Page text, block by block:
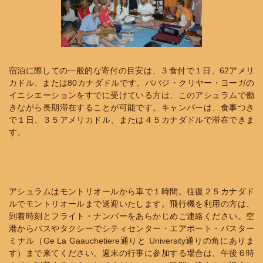
宿泊に際しての一般的な寄付の目安は、３食付で１日、62アメリ
カドル、または80カナダドルです。ババジ・クリヤー・ヨーガの
イニシエーションをすでに受けている方は、このアシュラムで働
きながら長期滞在することが可能です。キャンパーは、食事つき
で１日、３５アメリカドル、または４５カナダドルで滞在できま
す。
アシュラムはモントリオールから車で１時間。往復２５カナダド
ルでモントリオールまで送迎いたします。飛行機を利用の方は、
到着時刻とフライト・ナンバーをあらかじめご連絡ください。空
港からバスやタクシーでシティセンター・エアポート・バスター
ミナル（Ge La Gaauchetiere通りと University通りの角にありま
す）まで来てください。週末の行事に参加する場合は、午後６時